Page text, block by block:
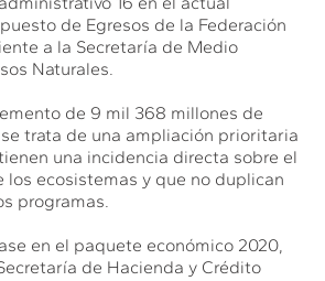
de Egresos de la Federación
a la Secretaría de Medio
Naturales.
de 9 mil 368 millones de
trata de una ampliación prioritaria
una incidencia directa sobre el
los ecosistemas y que no duplican
programas.
en el paquete económico 2020,
de Hacienda y Crédito